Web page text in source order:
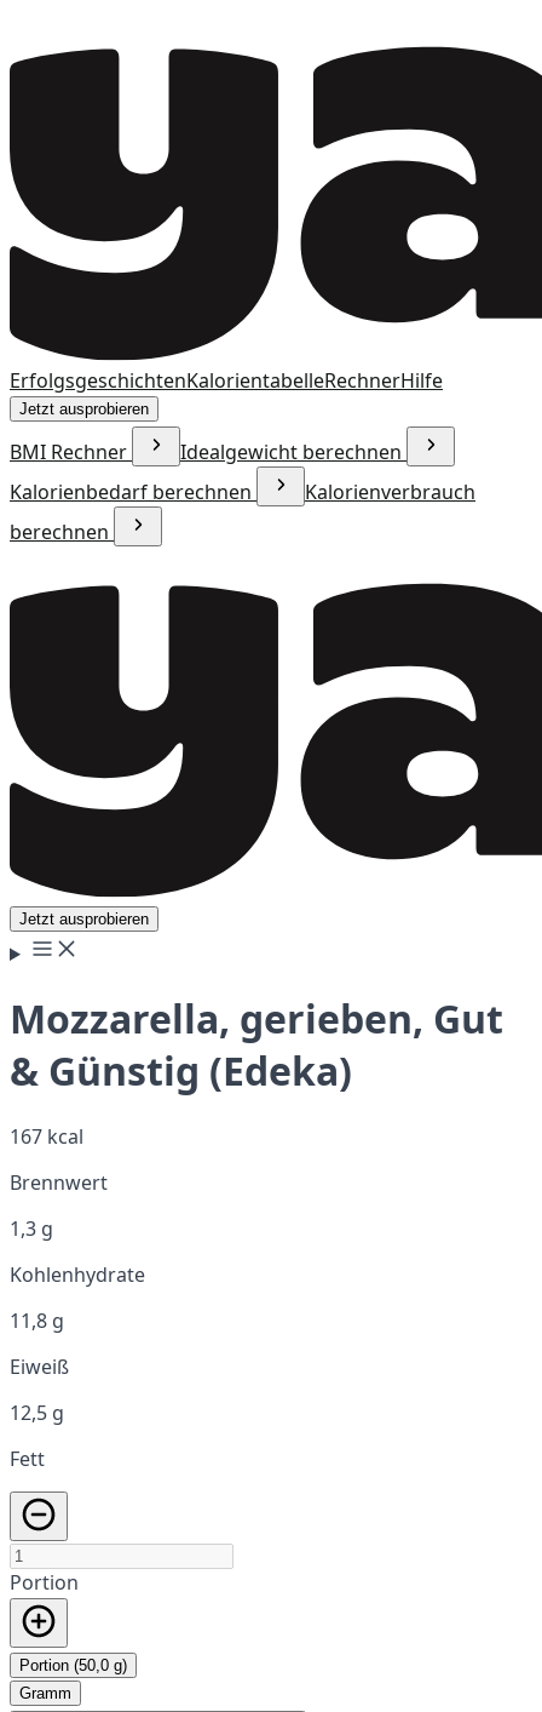
ErfolgsgeschichtenKalorientabelleRechnerHilfe
Jetzt ausprobieren
BMI Rechner
Idealgewicht berechnen
Kalorienbedarf berechnen
Kalorienverbrauch
berechnen
Jetzt ausprobieren
Mozzarella, gerieben, Gut
& Günstig (Edeka)
167 kcal
Brennwert
1,3 g
Kohlenhydrate
11,8 g
Eiweiß
12,5 g
Fett
Portion
Portion (50,0 g)
Gramm